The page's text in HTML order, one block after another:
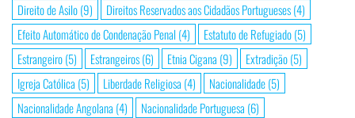
Direito de Asilo(9) Direitos Reservados aos Cidadãos Portugueses(4)
Efeito Automático de Condenação Penal (4) Estatuto de Refugiado(5)
Estrangeiro(5) Estrangeiros(6) Etnia Cigana (9) Extradição(5)
Igreja Católica (5) Liberdade Religiosa (4) Nacionalidade(5)
Nacionalidade Angolana (4) Nacionalidade Portuguesa (6)